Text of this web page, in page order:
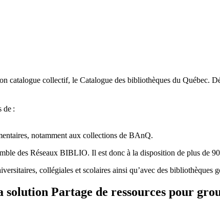
catalogue collectif, le Catalogue des bibliothèques du Québec.
de :
notamment aux collections de BAnQ.
des Réseaux BIBLIO. Il est donc à la disposition de plus de
collégiales et scolaires ainsi qu’avec des bibliothèques
Partage de ressources pour